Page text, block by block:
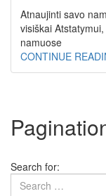
Atnaujinti savo
visiškai
namuose
CONTINUE
Search for: